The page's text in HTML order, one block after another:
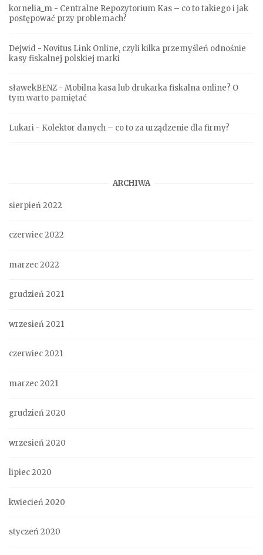
kornelia_m - Centralne Repozytorium Kas – co to takiego i jak
postępować przy problemach?
Dejwid - Novitus Link Online, czyli kilka przemyśleń odnośnie
kasy fiskalnej polskiej marki
sławekBENZ - Mobilna kasa lub drukarka fiskalna online? O
tym warto pamiętać
Lukari - Kolektor danych – co to za urządzenie dla firmy?
ARCHIWA
sierpień 2022
czerwiec 2022
marzec 2022
grudzień 2021
wrzesień 2021
czerwiec 2021
marzec 2021
grudzień 2020
wrzesień 2020
lipiec 2020
kwiecień 2020
styczeń 2020